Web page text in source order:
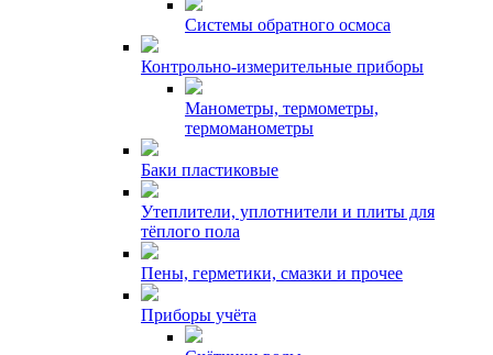
Системы обратного осмоса
Контрольно-измерительные приборы
Манометры, термометры,
термоманометры
Баки пластиковые
Утеплители, уплотнители и плиты для
тёплого пола
Пены, герметики, смазки и прочее
Приборы учёта